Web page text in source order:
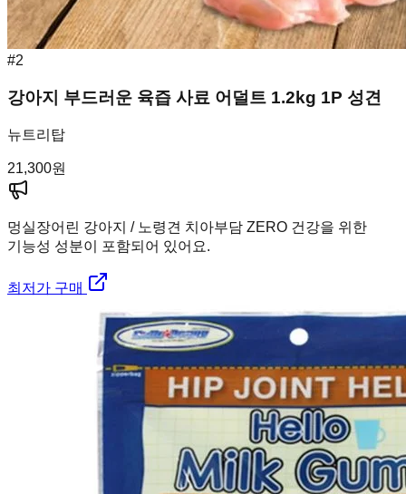
#2
강아지 부드러운 육즙 사료 어덜트 1.2kg 1P 성견
뉴트리탑
21,300원
멍실장어린 강아지 / 노령견 치아부담 ZERO 건강을 위한
기능성 성분이 포함되어 있어요.
최저가 구매